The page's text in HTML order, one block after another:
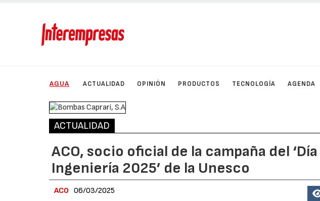
AGUA ACTUALIDAD OPINIÓN PRODUCTOS TECNOLOGÍA AGENDA
ACTUALIDAD
ACO, socio oficial de la campaña del
Ingeniería 2025’ de la Unesco
ACO 06/03/2025